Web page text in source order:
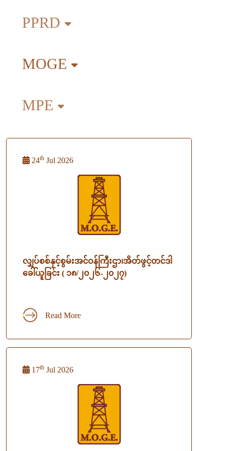
PPRD
MOGE
MPE
24th Jul 2026
လျှပ်စစ်နှင့်စွမ်းအင်ဝန်ကြီးဌာ၊အိတ်ဖွင့်တင်ဒါ
ခေါ်ယူခြင်း ( ၁၈/၂၀၂၆-၂၀၂၇)
Read More
17th Jul 2026